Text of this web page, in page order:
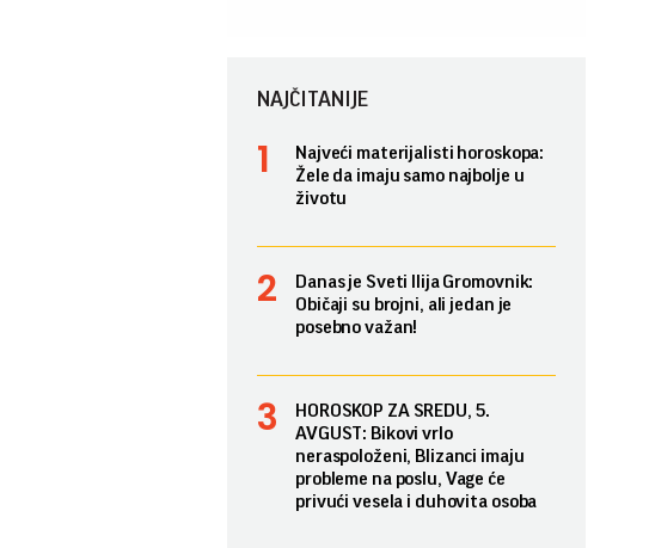
NAJČITANIJE
Najveći materijalisti horoskopa:
Žele da imaju samo najbolje u
životu
Danas je Sveti Ilija Gromovnik:
Običaji su brojni, ali jedan je
posebno važan!
HOROSKOP ZA SREDU, 5.
AVGUST: Bikovi vrlo
neraspoloženi, Blizanci imaju
probleme na poslu, Vage će
privući vesela i duhovita osoba